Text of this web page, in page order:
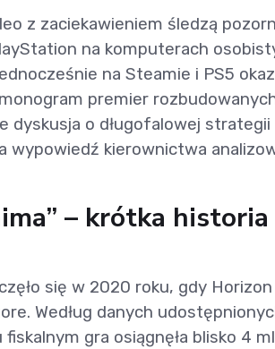
z zaciekawieniem śledzą
na komputerach
na Steamie i PS5
premier
dyskusja o długofalowej strategii
wypowiedź kierownictwa
– krótka historia
się w 2020 roku, gdy Horizon
Według danych
gra osiągnęła blisko 4